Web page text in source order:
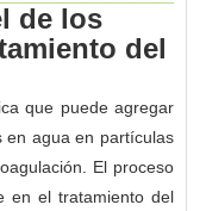
de los
del
que puede agregar
en agua en partículas
El proceso
en el tratamiento del